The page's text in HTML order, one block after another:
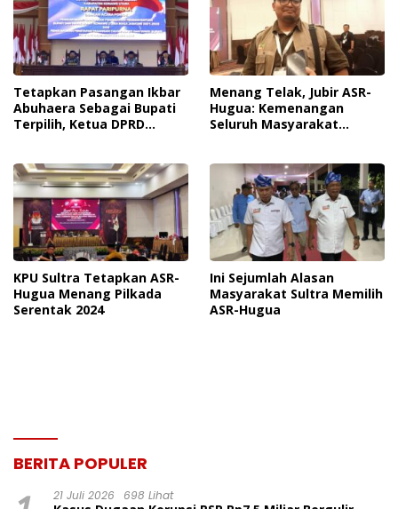
Tetapkan Pasangan Ikbar
Abuhaera Sebagai Bupati
Terpilih, Ketua DPRD
Lebih Cepat
Menang Telak, Jubir ASR-
Hugua: Kemenangan
Seluruh Masyarakat
KPU Sultra Tetapkan ASR-
Hugua Menang Pilkada
Serentak 2024
Ini Sejumlah Alasan
Masyarakat Sultra Memilih
ASR-Hugua
BERITA POPULER
21 Juli 2026 698 Lihat